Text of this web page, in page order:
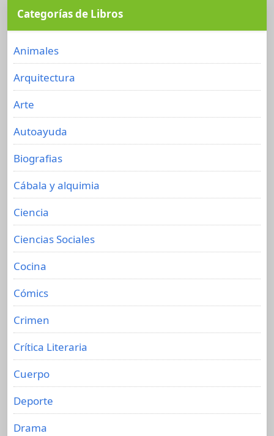
Categorías de Libros
Animales
Arquitectura
Arte
Autoayuda
Biografias
Cábala y alquimia
Ciencia
Ciencias Sociales
Cocina
Cómics
Crimen
Crítica Literaria
Cuerpo
Deporte
Drama